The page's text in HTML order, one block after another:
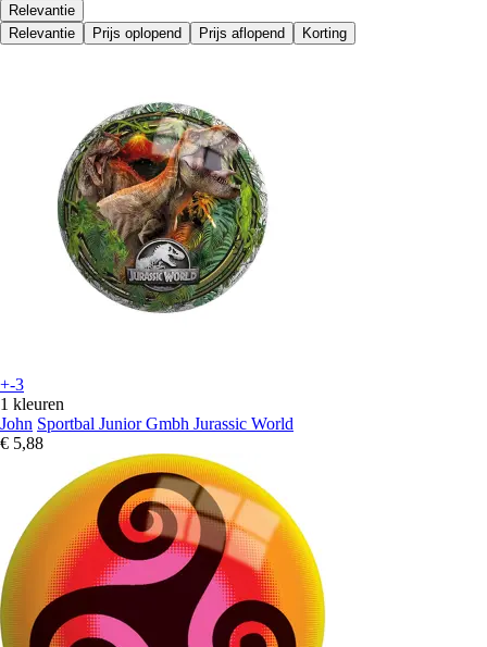
Relevantie
Relevantie
Prijs oplopend Prijs aflopend Korting
+-3
1 kleuren
John Sportbal Junior Gmbh Jurassic World
€ 5,88